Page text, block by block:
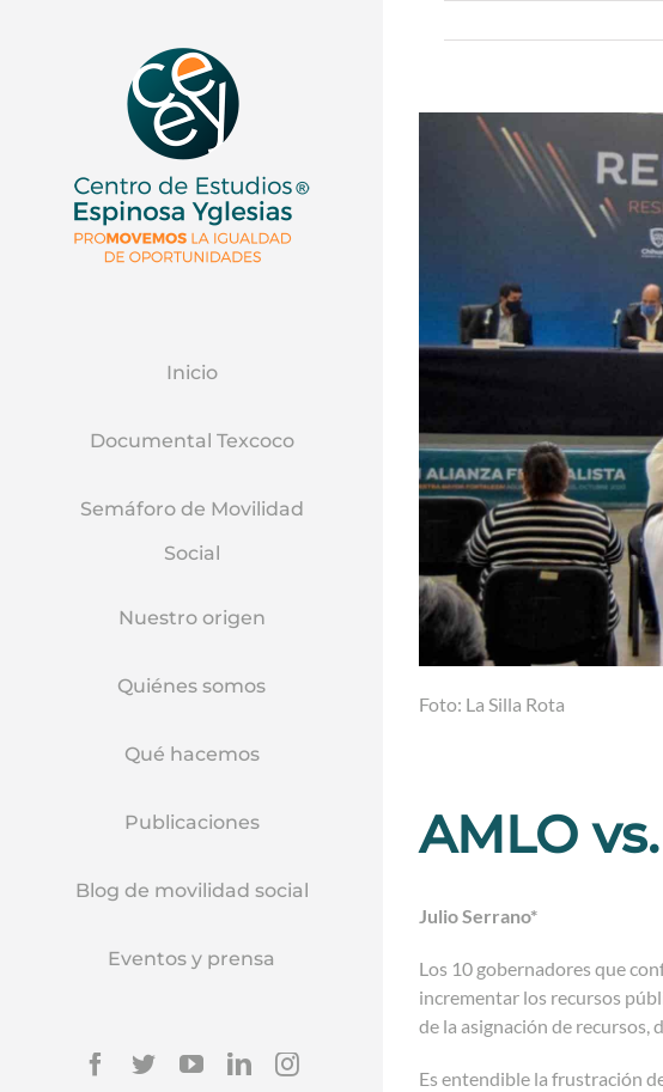
Inicio
Documental Texcoco
Semáforo de Movilidad
Social
Nuestro origen
Quiénes somos
Qué hacemos
Publicaciones
Blog de movilidad social
Eventos y prensa
Facebook
TwitterYouTubeLinkedinInstagram
Foto: La Silla Rota
AMLO
Julio Serrano*
Los 10 gobernadores que
incrementar los recursos
de la asignación de recursos,
Es entendible la frustración